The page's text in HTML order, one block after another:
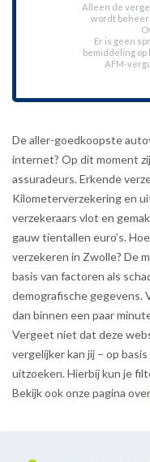
Alleen de
wordt
Er is geen
bemiddeling op
AFM-
De aller-goedkoopste
internet? Op dit moment
assuradeurs. Erkende
Kilometerverzekering en
verzekeraars vlot en
gauw tientallen euro’s.
verzekeren in Zwolle? De
basis van factoren als
demografische gegevens.
dan binnen een paar
Vergeet niet dat deze
vergelijker kan jij – op
uitzoeken. Hierbij kun je
Bekijk ook onze pagina over